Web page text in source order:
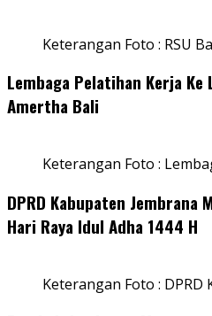
Keterangan Foto : RSU
Lembaga Pelatihan Kerja Ke
Amertha Bali
Keterangan Foto :
DPRD Kabupaten Jembrana
Hari Raya Idul Adha 1444 H
Keterangan Foto : DPRD